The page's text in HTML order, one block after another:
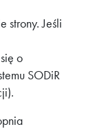
strony. Jeśli
o
SODiR